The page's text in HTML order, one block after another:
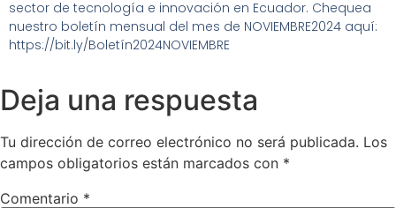
sector de tecnología e innovación en Ecuador. Chequea
nuestro boletín mensual del mes de NOVIEMBRE2024 aquí:
https://bit.ly/Boletín2024NOVIEMBRE
Deja una respuesta
Tu dirección de correo electrónico no será publicada. Los
campos obligatorios están marcados con *
Comentario *